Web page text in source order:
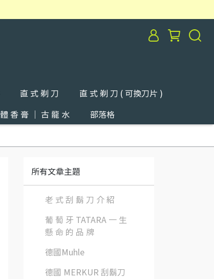
直 式 剃 刀
直 式 剃 刀 ( 可換刀片 )
體 香 膏 ｜ 古 龍 水 部落格
所有文章主題
老 式 刮 鬍 刀 介 紹
葡 萄 牙 TATARA 一 生
懸 命 的 品 牌
德國Muhle
德國 MERKUR 刮鬍刀